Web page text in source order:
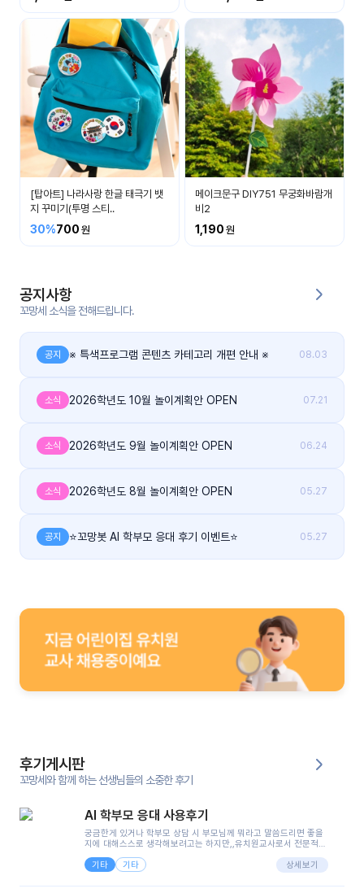
공지
사항
이벤
트
우리
들의
이야
후기
게시
판
그
[탑아트] 나라사랑 한글 태극기 뱃
지 꾸미기(투명 스티..
30%700
메이크문구 DIY751 무궁화바람개
비2
1,190
공지사항
꼬망세 소식을 전해드립니다.
공지 ※ 특색프로그램 콘텐츠 카테고리 개편 안내 ※ 08.03
소식 2026학년도 10월 놀이계획안 OPEN 07.21
소식 2026학년도 9월 놀이계획안 OPEN 06.24
소식 2026학년도 8월 놀이계획안 OPEN 05.27
공지 ⭐꼬망봇 AI 학부모 응대 후기 이벤트⭐ 05.27
후기게시판
꼬망세와 함께 하는 선생님들의 소중한 후기
AI 학부모 응대 사용후기
궁금한게 있거나 학부모 상담 시 부모님께 뭐라고 말씀드리면 좋을
지에 대해스스로 생각해보려고는 하지만,,유치원교사로서 전문적인
려니 어려울때가...^^(저만 그런거 아니죠 ㅜㅜ)꼬망봇의 장점은 지
피티나 제미나이는 몇세이고 여자인지 남자인지 등그래도 좀 기본
정보를 제공하면서 물어봐야할 때가 있어그때마다 정보를 입력하는
기타 기타 상세보기